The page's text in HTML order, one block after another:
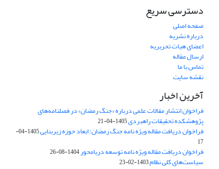
دسترسی سریع
صفحه اصلی
درباره نشریه
اعضای هیات تحریریه
ارسال مقاله
تماس با ما
نقشه سایت
آخرین اخبار
فراخوان انتشار مقالات علمی درباره «جنگ رمضان» در فصلنامه‌های
پژوهشکده تحقیقات راهبردی1405-04-21
فراخوان دریافت مقاله ویژه نامه جنگ رمضان؛ ابعاد حوزه زیربنایی
1405-04-
17
فراخوان دریافت مقاله ویژه نامه توسعه دریامحور1404-08-26
سیاست‌های کلی نظام1403-02-23